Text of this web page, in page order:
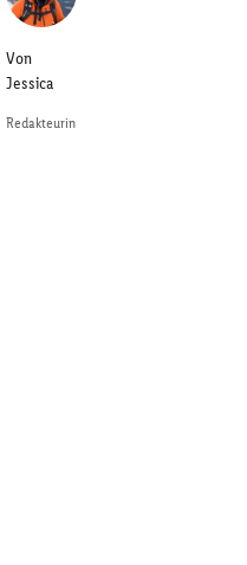
Von
Jessica
Redakteurin